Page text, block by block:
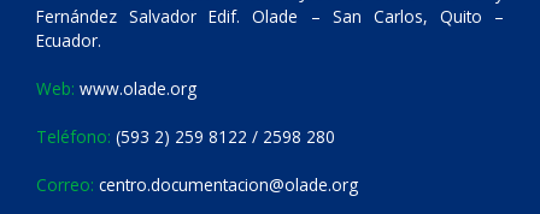
Fernández Salvador Edif. Olade – San Carlos, Quito –
Ecuador.
Web: www.olade.org
Teléfono: (593 2) 259 8122 / 2598 280
Correo: centro.documentacion@olade.org